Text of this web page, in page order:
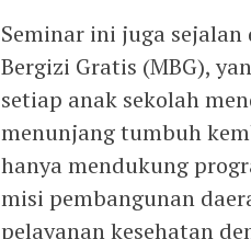
Seminar ini juga
Bergizi Gratis (MBG),
setiap anak sekolah
menunjang tumbuh
hanya mendukung
misi pembangunan
pelayanan kesehatan